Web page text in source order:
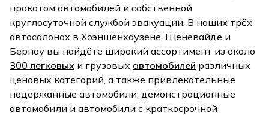
прокатом автомобилей и собственной
круглосуточной службой эвакуации. В наших трёх
автосалонах в Хоэншёнхаузене, Шёневайде и
Бернау вы найдёте широкий ассортимент из около
300 легковых и грузовых автомобилей различных
ценовых категорий, а также привлекательные
подержанные автомобили, демонстрационные
автомобили и автомобили с краткосрочной